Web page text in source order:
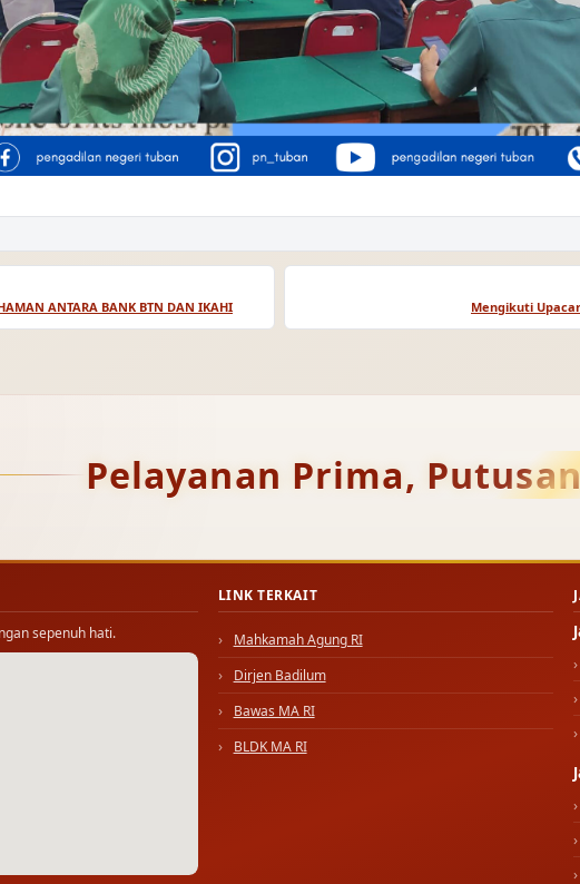
ANTARA BANK BTN DAN IKAHI Mengikuti
Pelayanan Prima,
sepenuh hati.
LINK TERKAIT
Mahkamah Agung RI
Dirjen Badilum
Bawas MA RI
BLDK MA RI